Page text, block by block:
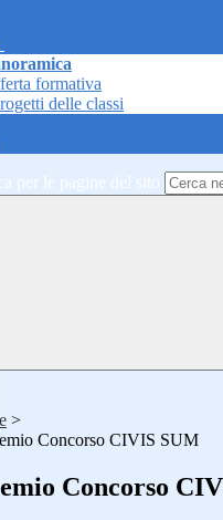
formativa
delle classi
per le pagine del sito
>
Concorso CIVIS SUM
Concorso